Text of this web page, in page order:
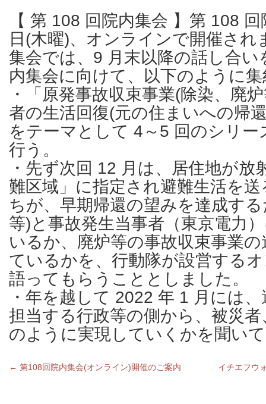
【 第 108 回院内集会 】第 108
日(木曜)、オンラインで開催され
集会では、9 月末以降の話し合い
内集会に向けて、以下のように
・「原発事故収束事業(除染、廃
者の生活回復(元の住まいへの帰
をテーマとして 4～5 回のシリー
行う。
・先ず次回 12 月は、居住地が放
難区域」に指定され避難生活を
ちが、早期帰還の望みを達成す
等)と事故発生当事者（東京電力
いるか、廃炉等の事故収束事業
ているかを、行動隊が設営する
語ってもらうこととしました。
・年を越して 2022 年 1 月には
担当する行政等の側から、被災
のように実現していくかを聞い
← 第108回院内集会(オンライン)開催のご案内 イチエフウ